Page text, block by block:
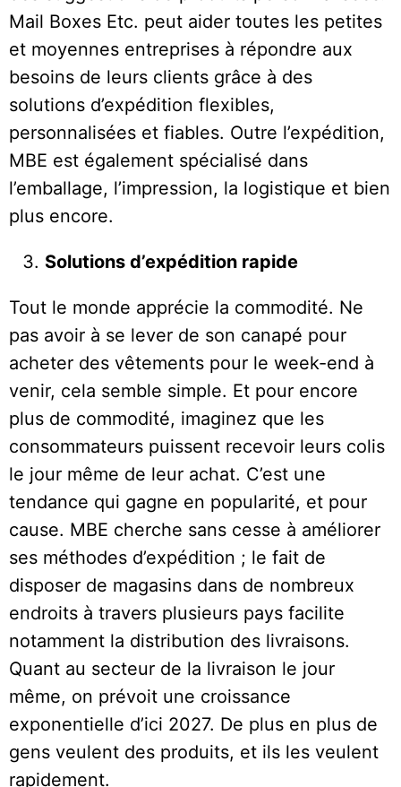
Mail Boxes Etc. peut aider toutes les petites
et moyennes entreprises à répondre aux
besoins de leurs clients grâce à des
solutions d’expédition flexibles,
personnalisées et fiables. Outre l’expédition,
MBE est également spécialisé dans
l’emballage, l’impression, la logistique et bien
plus encore.
Solutions d’expédition rapide
Tout le monde apprécie la commodité. Ne
pas avoir à se lever de son canapé pour
acheter des vêtements pour le week-end à
venir, cela semble simple. Et pour encore
plus de commodité, imaginez que les
consommateurs puissent recevoir leurs colis
le jour même de leur achat. C’est une
tendance qui gagne en popularité, et pour
cause. MBE cherche sans cesse à améliorer
ses méthodes d’expédition ; le fait de
disposer de magasins dans de nombreux
endroits à travers plusieurs pays facilite
notamment la distribution des livraisons.
Quant au secteur de la livraison le jour
même, on prévoit une croissance
exponentielle d’ici 2027. De plus en plus de
gens veulent des produits, et ils les veulent
rapidement.